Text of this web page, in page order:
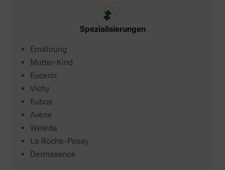
Spezialisierungen
Ernährung
Mutter-Kind
Eucerin
Vichy
Eubos
Avène
Weleda
La Roche-Posay
Dermasence